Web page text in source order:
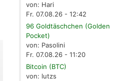
von: Hari
Fr. 07.08.26 - 12:42
96 Goldtäschchen (Golden
Pocket)
von: Pasolini
Fr. 07.08.26 - 11:20
Bitcoin (BTC)
von: lutzs